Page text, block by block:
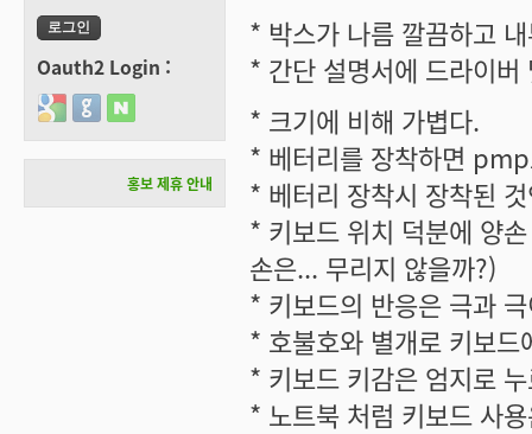
* 박스가 나름 깔끔하고
* 간단 설명서에 드라이
* 크기에 비해 가볍다.
* 베터리를 장착하면
* 베터리 장착시 장착된
* 키보드 위치 덕분에 양
손은... 무리지 않을까?)
* 키보드의 반응은 극과
* 호불호와 별개로 키보
* 키보드 키감은 엄지로
* 노트북 처럼 키보드 사
Oauth2 Login :
Login with Google
Login with GitHub
Login with Naver
홍보 제휴 안내